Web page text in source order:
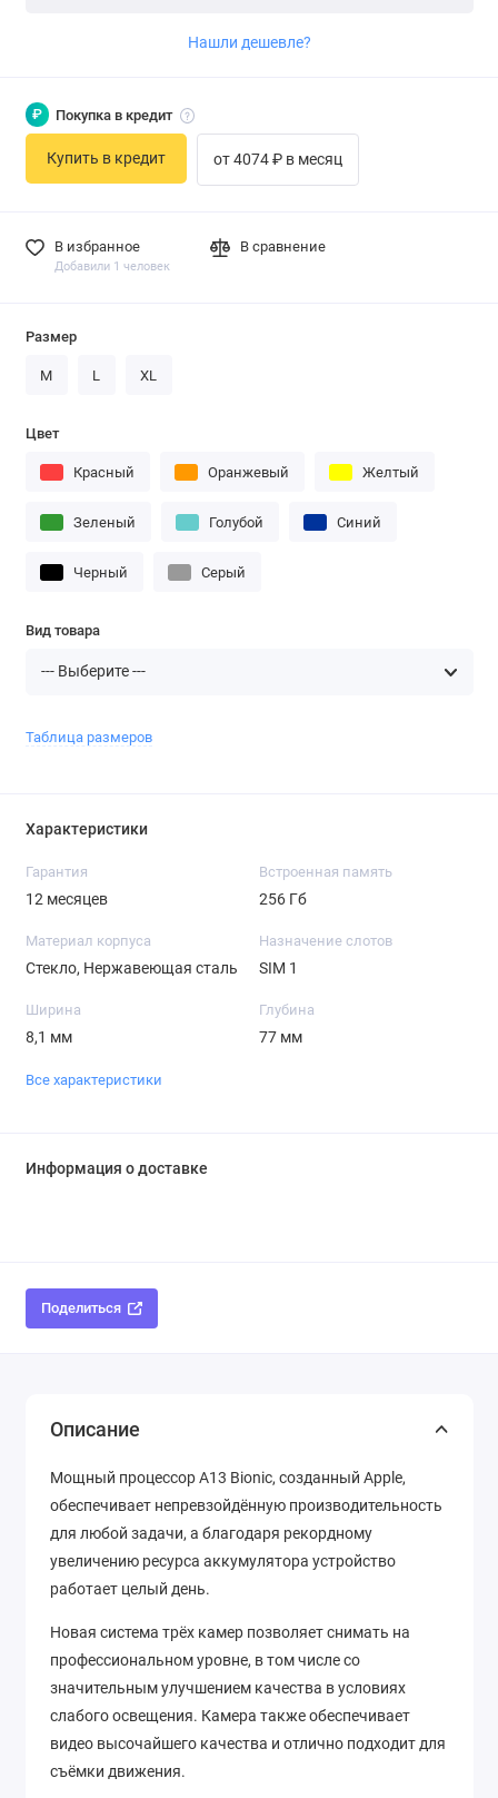
Нашли дешевле?
В избранное
Добавили 1 человек
В сравнение
Размер
M L XL
Цвет
Красный Оранжевый Желтый
Зеленый Голубой Синий
Черный Серый
Вид товара
Таблица размеров
₽ Покупка в кредит
Купить в кредит от 4074 ₽ в месяц
Характеристики
Гарантия
12 месяцев
Встроенная память
256 Гб
Материал корпуса
Стекло, Нержавеющая сталь
Назначение слотов
SIM 1
Ширина
8,1 мм
Глубина
77 мм
Все характеристики
Информация о доставке
Поделиться
Описание
Мощный процессор A13 Bionic, созданный Apple,
обеспечивает непревзойдённую производительность
для любой задачи, а благодаря рекордному
увеличению ресурса аккумулятора устройство
работает целый день.
Новая система трёх камер позволяет снимать на
профессиональном уровне, в том числе со
значительным улучшением качества в условиях
слабого освещения. Камера также обеспечивает
видео высочайшего качества и отлично подходит для
съёмки движения.